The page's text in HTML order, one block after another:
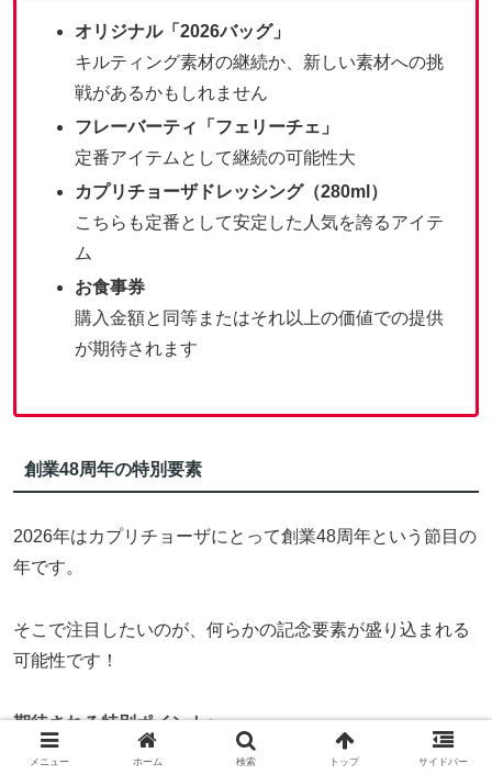
オリジナル「2026バッグ」
キルティング素材の継続か、新しい素材への挑
戦があるかもしれません
フレーバーティ「フェリーチェ」
定番アイテムとして継続の可能性大
カプリチョーザドレッシング（280ml）
こちらも定番として安定した人気を誇るアイテ
ム
お食事券
購入金額と同等またはそれ以上の価値での提供
が期待されます
創業48周年の特別要素
2026年はカプリチョーザにとって創業48周年という節目の
年です。
そこで注目したいのが、何らかの記念要素が盛り込まれる
可能性です！
期待される特別ポイント↓
メニュー ホーム 検索 トップ サイドバー